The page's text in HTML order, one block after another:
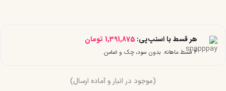
هر قسط با اسنپ‌پی: 1,391,875 تومان
۴ قسط ماهانه. بدون سود، چک و ضامن.
(موجود در انبار و آماده ارسال)